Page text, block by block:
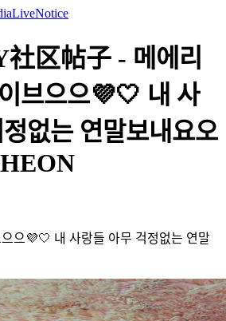
LiveNotice
区帖子 - 메에리
브으으💜🤍 내 사
없는 연말보내요오
으💜🤍 내 사랑들 아무 걱정없는 연말